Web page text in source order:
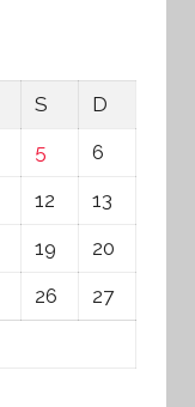
S
D
5
6
12
13
19
20
26
27